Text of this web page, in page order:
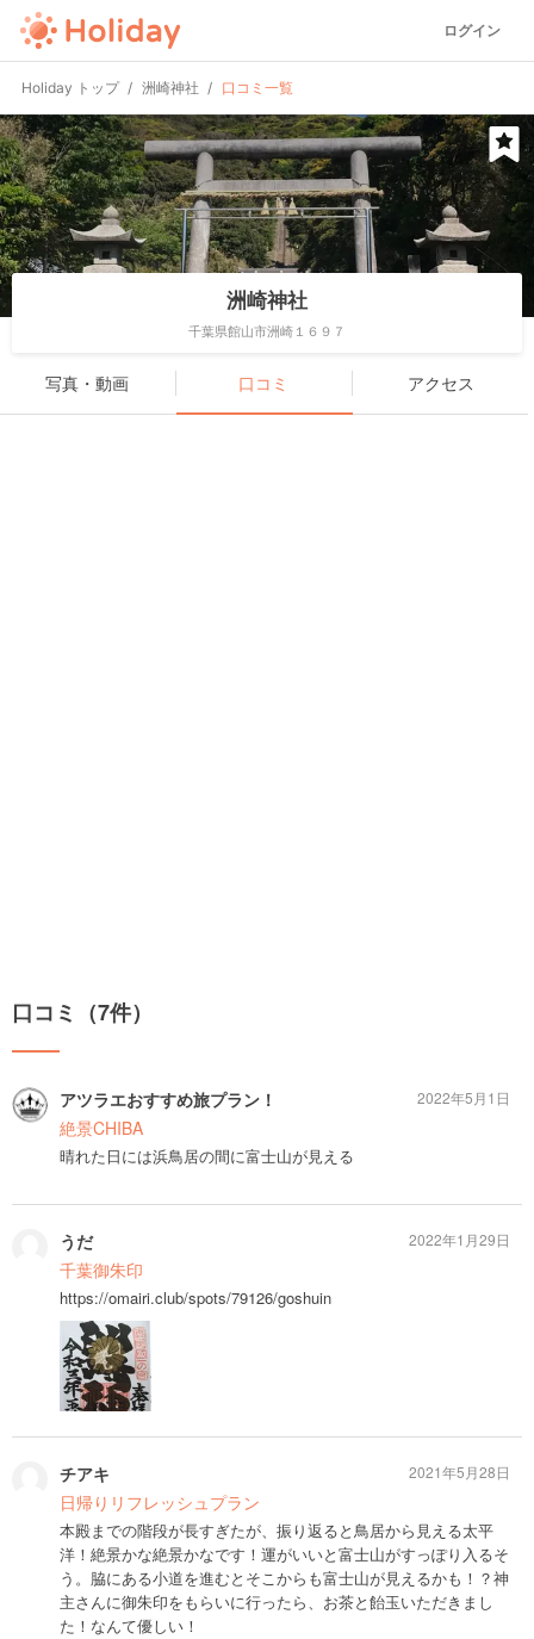
ログイン
Holiday トップ 洲崎神社 口コミ一覧
洲崎神社
千葉県館山市洲崎１６９７
写真・動画 口コミ アクセス
口コミ（7件）
アツラエおすすめ旅プラン！
絶景CHIBA
晴れた日には浜鳥居の間に富士山が見える
2022年5月1日
うだ
千葉御朱印
https://omairi.club/spots/79126/goshuin
2022年1月29日
チアキ
日帰りリフレッシュプラン
本殿までの階段が長すぎたが、振り返ると鳥居から見える太平
洋！絶景かな絶景かなです！運がいいと富士山がすっぽり入るそ
う。脇にある小道を進むとそこからも富士山が見えるかも！？神
主さんに御朱印をもらいに行ったら、お茶と飴玉いただきまし
た！なんて優しい！
2021年5月28日